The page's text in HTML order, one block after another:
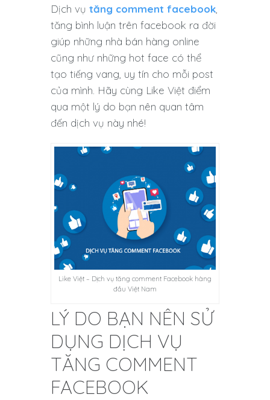
Dịch vụ tăng comment facebook
tăng bình luận trên facebook ra đời
giúp những nhà bán hàng online
cũng như những hot face có thể
tạo tiếng vang, uy tín cho mỗi post
của mình. Hãy cùng Like Việt điểm
qua một lý do bạn nên quan tâm
đến dịch vụ này nhé!
Like Việt – Dịch vụ tăng comment Facebook hàng
đầu Việt Nam
LÝ DO BẠN NÊN SỬ
DỤNG DỊCH VỤ
TĂNG COMMENT
FACEBOOK